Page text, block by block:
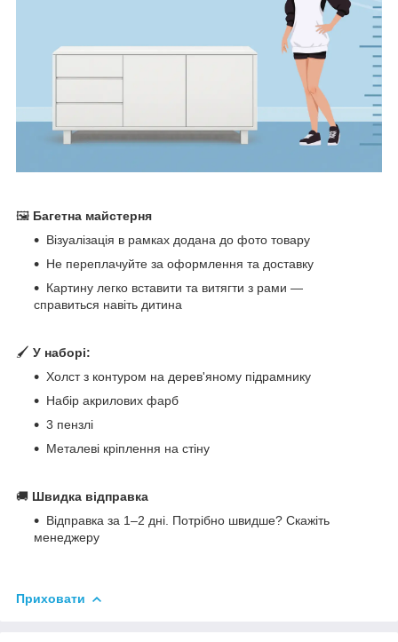
🖼 Багетна майстерня
Візуалізація в рамках додана до фото товару
Не переплачуйте за оформлення та доставку
Картину легко вставити та витягти з рами —
справиться навіть дитина
🖌 У наборі:
Холст з контуром на дерев'яному підрамнику
Набір акрилових фарб
3 пензлі
Металеві кріплення на стіну
🚚 Швидка відправка
Відправка за 1–2 дні. Потрібно швидше? Скажіть
менеджеру
Приховати